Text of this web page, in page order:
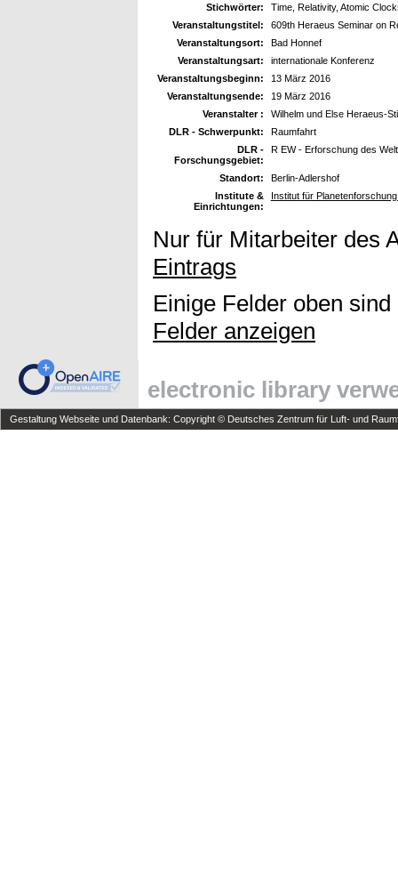
Stichwörter:
Time, Relativity, Atomic
Veranstaltungstitel:
609th Heraeus Seminar on
Veranstaltungsort:
Bad Honnef
Veranstaltungsart:
internationale Konferenz
Veranstaltungsbeginn:
13 März 2016
Veranstaltungsende:
19 März 2016
Veranstalter :
Wilhelm und Else Heraeus-
DLR - Schwerpunkt:
Raumfahrt
DLR -
Forschungsgebiet:
R EW - Erforschung des
Standort:
Berlin-Adlershof
Institute &
Einrichtungen:
Institut für
Nur für Mitarbeiter des
Eintrags
Einige Felder oben
Felder anzeigen
electronic library
Gestaltung Webseite und Datenbank: Copyright © Deutsches Zentrum für Luft- und